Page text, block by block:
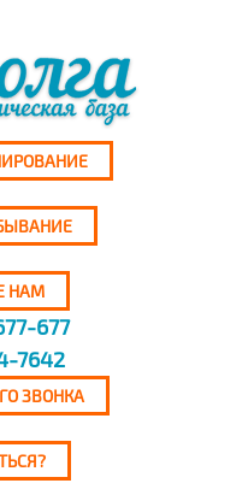
НАМ
677
7642
ЗВОНКА